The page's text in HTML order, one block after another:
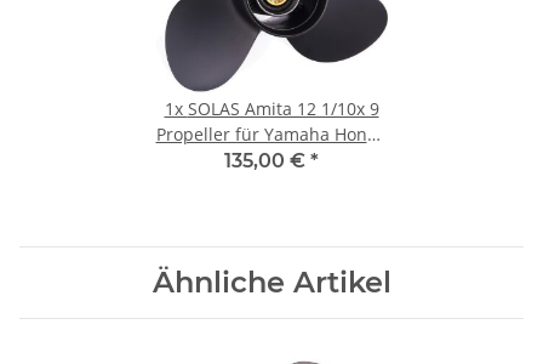
1x SOLAS Amita 12 1/10x 9
Propeller für Yamaha Honda
40-60PS 3-1/2"Getriebe
135,00 € *
Ähnliche Artikel